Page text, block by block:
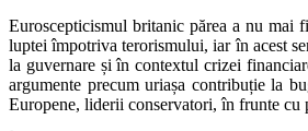
Euroscepticismul britanic părea a nu
luptei împotriva terorismului, iar în acest
la guvernare și în contextul crizei
argumente precum uriașa contribuție la
Europene, liderii conservatori, în frunte cu